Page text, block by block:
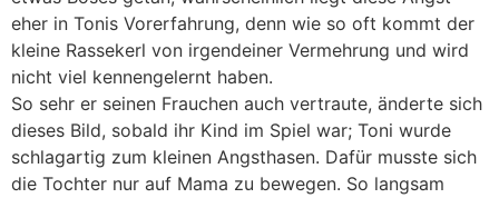
eher in Tonis Vorerfahrung, denn wie so oft kommt der
kleine Rassekerl von irgendeiner Vermehrung und wird
nicht viel kennengelernt haben.
So sehr er seinen Frauchen auch vertraute, änderte sich
dieses Bild, sobald ihr Kind im Spiel war; Toni wurde
schlagartig zum kleinen Angsthasen. Dafür musste sich
die Tochter nur auf Mama zu bewegen. So langsam